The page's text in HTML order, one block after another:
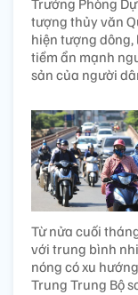
Trưởng Phòng
tượng thủy văn
hiện tượng dông,
tiềm ẩn mạnh
sản của người
Từ nửa cuối
với trung bình
nóng có xu
Trung Trung Bộ